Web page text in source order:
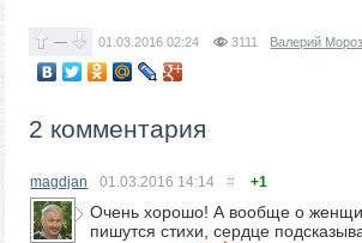
— 01.03.201602:24 3111 Валерий
2 комментария
magdjan 01.03.2016 14:14 # +1
Очень хорошо! А вообще о
пишутся стихи, сердце